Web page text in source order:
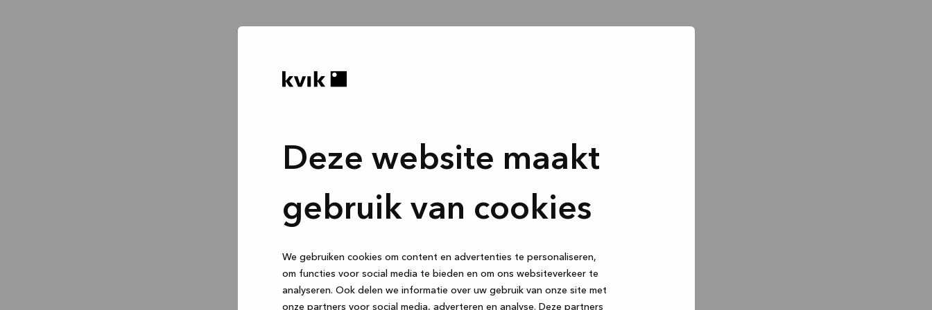
Deze website maakt
gebruik van cookies
We gebruiken cookies om content en advertenties te personaliseren,
om functies voor social media te bieden en om ons websiteverkeer te
analyseren. Ook delen we informatie over uw gebruik van onze site met
onze partners voor social media, adverteren en analyse. Deze partners